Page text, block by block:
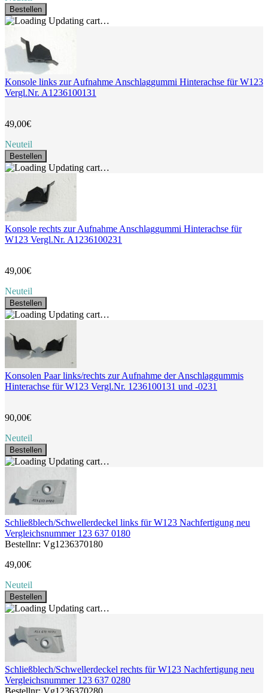
Bestellen
Updating cart…
Konsole links zur Aufnahme Anschlaggummi Hinterachse für W123
Vergl.Nr. A1236100131
49,00€
Neuteil
Bestellen
Updating cart…
Konsole rechts zur Aufnahme Anschlaggummi Hinterachse für
W123 Vergl.Nr. A1236100231
49,00€
Neuteil
Bestellen
Updating cart…
Konsolen Paar links/rechts zur Aufnahme der Anschlaggummis
Hinterachse für W123 Vergl.Nr. 1236100131 und -0231
90,00€
Neuteil
Bestellen
Updating cart…
Schließblech/Schwellerdeckel links für W123 Nachfertigung neu
Vergleichsnummer 123 637 0180
Bestellnr: Vg1236370180
49,00€
Neuteil
Bestellen
Updating cart…
Schließblech/Schwellerdeckel rechts für W123 Nachfertigung neu
Vergleichsnummer 123 637 0280
Bestellnr: Vg1236370280